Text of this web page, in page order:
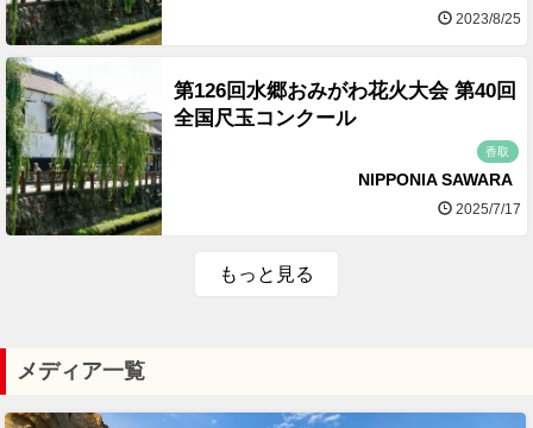
2023/8/25
第126回水郷おみがわ花火大会 第40回
全国尺玉コンクール
香取
NIPPONIA SAWARA
2025/7/17
もっと見る
メディア一覧